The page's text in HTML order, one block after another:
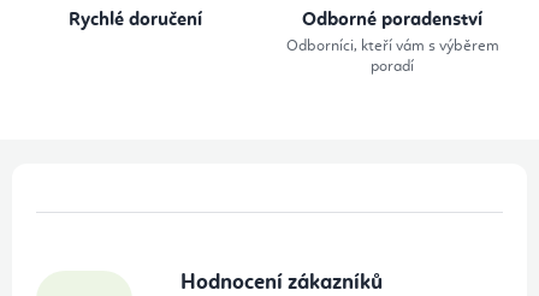
Rychlé doručení Odborné poradenství
Odborníci, kteří vám s výběrem
poradí
Hodnocení zákazníků